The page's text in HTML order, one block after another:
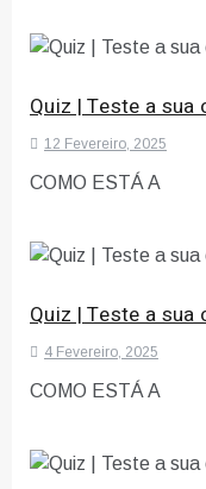
Quiz | Teste a
12 Fevereiro, 2025
COMO ESTÁ A
Quiz | Teste a
4 Fevereiro, 2025
COMO ESTÁ A